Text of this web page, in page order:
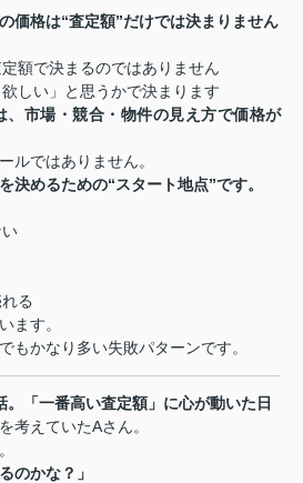
価格は“査定額”だけでは決まりません
額で決まるのではありません
しい」と思うかで決まります
、市場・競合・物件の見え方で価格が
ルではありません。
決めるための“スタート地点”です。
る
ます。
でもかなり多い失敗パターンです。
。「一番高い査定額」に心が動いた日
考えていたAさん。
のかな？」